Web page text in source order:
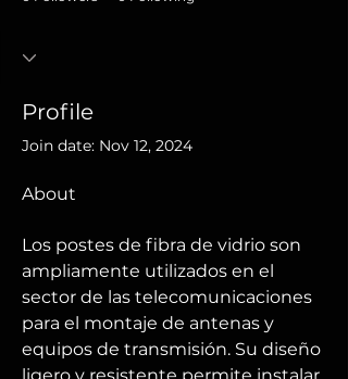
Profile
Join date: Nov 12, 2024
About
Los postes de fibra de vidrio son
ampliamente utilizados en el
sector de las telecomunicaciones
para el montaje de antenas y
equipos de transmisión. Su diseño